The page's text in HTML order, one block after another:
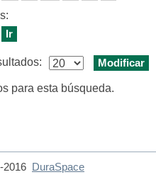
para esta búsqueda.
2016
DuraSpace